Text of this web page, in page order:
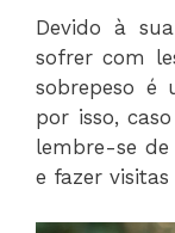
Devido à
sofrer com
sobrepeso é
por isso,
lembre-se
e fazer